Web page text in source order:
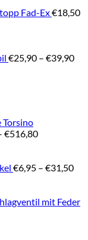
Fad-Ex€18,50
€25,90 – €39,90
Torsino
€516,80
€516,80
€6,95 – €31,50
mit Feder